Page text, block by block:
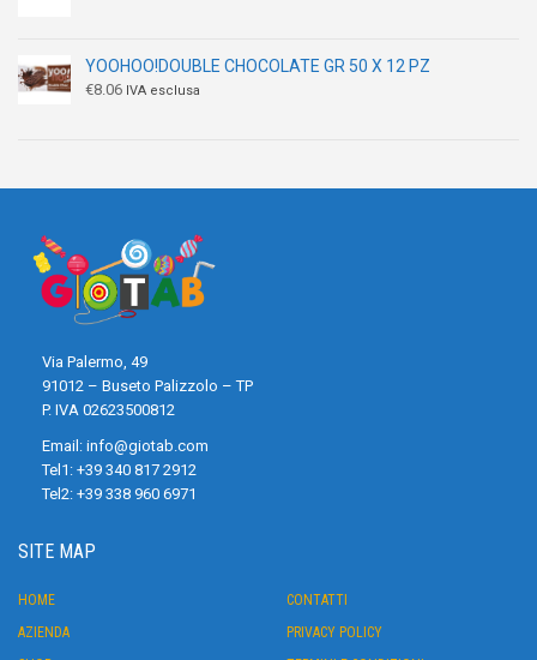
YOOHOO!DOUBLE CHOCOLATE GR 50 X 12 PZ
€8.06 IVA esclusa
Via Palermo, 49
91012 – Buseto Palizzolo – TP
P. IVA 02623500812
Email: info@giotab.com
Tel1: +39 340 817 2912
Tel2: +39 338 960 6971
SITE MAP
HOME
AZIENDA
CONTATTI
PRIVACY POLICY